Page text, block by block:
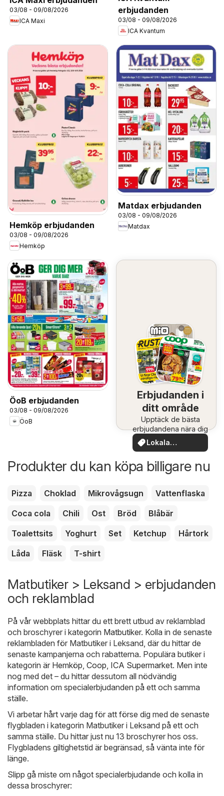
03/08 - 09/08/2026
ICA Maxi
erbjudanden
03/08 - 09/08/2026
ICA Kvantum
Hemköp erbjudanden
03/08 - 09/08/2026
Hemköp
Matdax erbjudanden
03/08 - 09/08/2026
Matdax
ÖoB erbjudanden
03/08 - 09/08/2026
ÖoB
Erbjudanden i
ditt område
Upptäck de bästa
erbjudandena nära dig
Lokala
erbjudanden
Produkter du kan köpa billigare nu
Pizza Choklad Mikrovågsugn
Vattenflaska
Coca cola
Chili Ost Bröd
Blåbär
Toalettsits
Yoghurt Set Ketchup
Hårtork
Låda
Fläsk T-shirt
Matbutiker > Leksand > erbjudanden
och reklamblad
På vår webbplats hittar du ett brett utbud av reklamblad
och broschyrer i kategorin Matbutiker. Kolla in de senaste
reklambladen för Matbutiker i Leksand, där du hittar de
senaste kampanjerna och rabatterna. Populära butiker i
kategorin är Hemköp, Coop, ICA Supermarket. Men inte
nog med det – du hittar dessutom all nödvändig
information om specialerbjudanden på ett och samma
ställe.
Vi arbetar hårt varje dag för att förse dig med de senaste
flygbladen i kategorin Matbutiker i Leksand på ett och
samma ställe. Du hittar just nu 13 broschyrer hos oss.
Flygbladens giltighetstid är begränsad, så vänta inte för
länge.
Slipp gå miste om något specialerbjudande och kolla in
dessa broschyrer: